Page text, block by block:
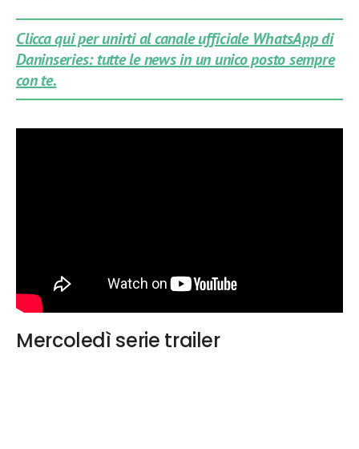
Clicca qui per unirti al canale ufficiale WhatsApp di
Daninseries: tutte le news in un unico posto sempre
con te.
Mercoledì serie trailer